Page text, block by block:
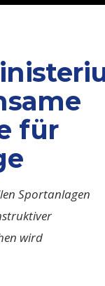
für
Sportanlagen
wird